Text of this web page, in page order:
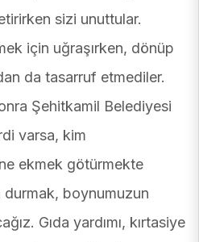
sizi unuttular.
için uğraşırken, dönüp
da tasarruf etmediler.
Şehitkamil Belediyesi
varsa, kim
ekmek götürmekte
durmak, boynumuzun
Gıda yardımı, kırtasiye